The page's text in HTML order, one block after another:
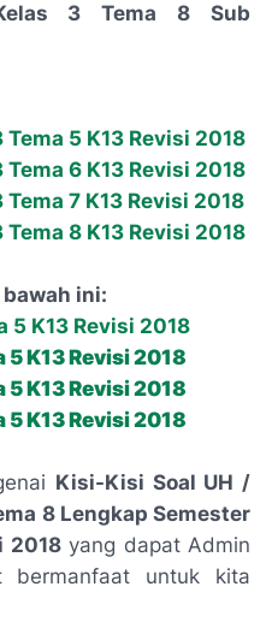
3 Tema 8 Sub
5 K13 Revisi 2018
6 K13 Revisi 2018
7 K13 Revisi 2018
8 K13 Revisi 2018
bawah ini:
5 K13 Revisi 2018
5 K13 Revisi 2018
5 K13 Revisi 2018
5 K13 Revisi 2018
Kisi-Kisi Soal UH /
8 Lengkap Semester
2018yang dapat Admin
bermanfaat untuk kita